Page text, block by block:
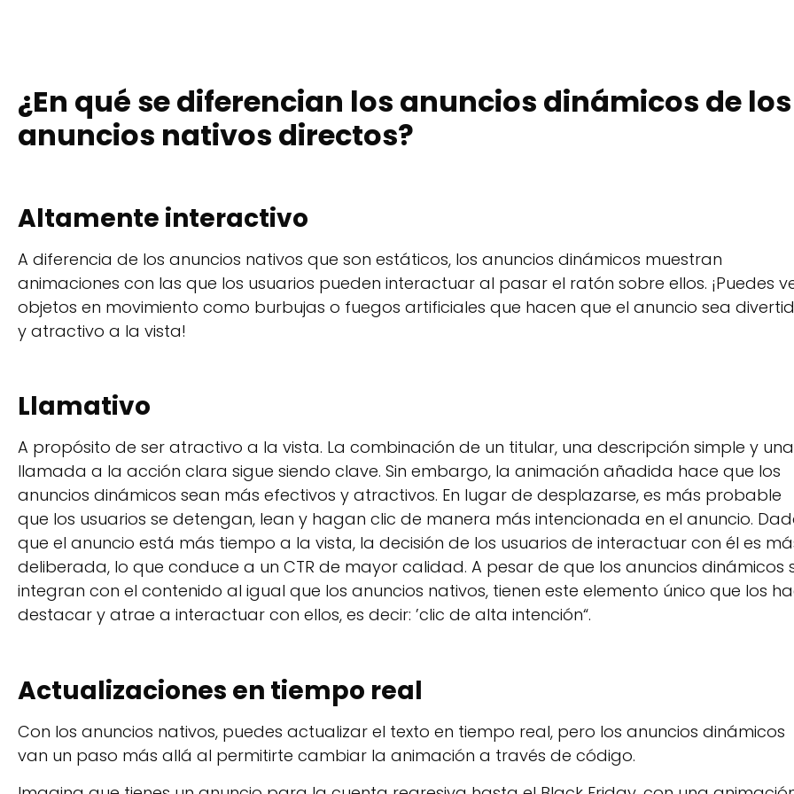
¿En qué se diferencian los anuncios dinámicos de los
anuncios nativos directos?
Altamente interactivo
A diferencia de los anuncios nativos que son estáticos, los anuncios dinámicos muestran
animaciones con las que los usuarios pueden interactuar al pasar el ratón sobre ellos. ¡Puedes
objetos en movimiento como burbujas o fuegos artificiales que hacen que el anuncio sea
y atractivo a la vista!
Llamativo
A propósito de ser atractivo a la vista. La combinación de un titular, una descripción simple y una
llamada a la acción clara sigue siendo clave. Sin embargo, la animación añadida hace que los
anuncios dinámicos sean más efectivos y atractivos. En lugar de desplazarse, es más probable
que los usuarios se detengan, lean y hagan clic de manera más intencionada en el anuncio.
que el anuncio está más tiempo a la vista, la decisión de los usuarios de interactuar con él es
deliberada, lo que conduce a un CTR de mayor calidad. A pesar de que los anuncios dinámicos
integran con el contenido al igual que los anuncios nativos, tienen este elemento único que los
destacar y atrae a interactuar con ellos, es decir: ’clic de alta intención“.
Actualizaciones en tiempo real
Con los anuncios nativos, puedes actualizar el texto en tiempo real, pero los anuncios dinámicos
van un paso más allá al permitirte cambiar la animación a través de código.